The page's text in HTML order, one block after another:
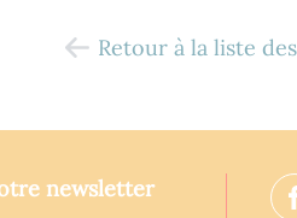
Retour à la liste
newsletter